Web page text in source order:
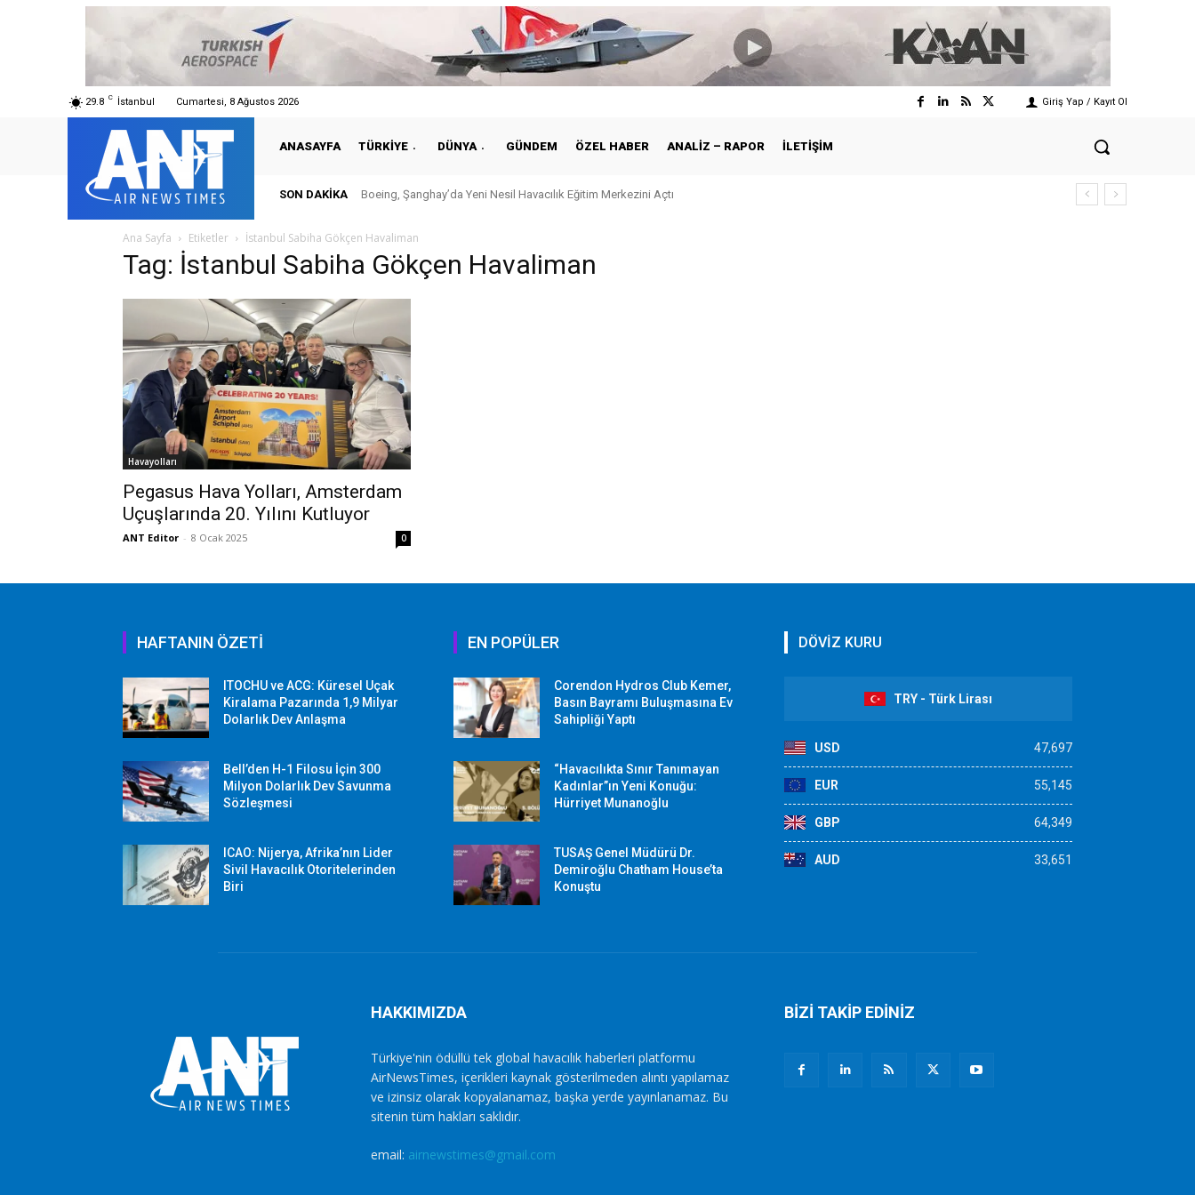
29.8 C İstanbul Cumartesi, 8 Ağustos 2026 Giriş Yap / Kayıt Ol
ANASAYFA TÜRKIYE DÜNYA GÜNDEM ÖZEL HABER ANALIZ – RAPOR İLETIŞIM
SON DAKIKA Boeing, Şanghay’da Yeni Nesil Havacılık Eğitim Merkezini Açtı
Ana Sayfa Etiketler İstanbul Sabiha Gökçen Havaliman
Tag: İstanbul Sabiha Gökçen Havaliman
Havayolları
Pegasus Hava Yolları, Amsterdam
Uçuşlarında 20. Yılını Kutluyor
ANT Editor - 8 Ocak 2025 0
HAFTANIN ÖZETİ
ITOCHU ve ACG: Küresel Uçak
Kiralama Pazarında 1,9 Milyar
Dolarlık Dev Anlaşma
Bell’den H-1 Filosu İçin 300
Milyon Dolarlık Dev Savunma
Sözleşmesi
ICAO: Nijerya, Afrika’nın Lider
Sivil Havacılık Otoritelerinden
Biri
EN POPÜLER
Corendon Hydros Club Kemer,
Basın Bayramı Buluşmasına Ev
Sahipliği Yaptı
“Havacılıkta Sınır Tanımayan
Kadınlar”ın Yeni Konuğu:
Hürriyet Munanoğlu
TUSAŞ Genel Müdürü Dr.
Demiroğlu Chatham House’ta
Konuştu
DÖVİZ KURU
TRY - Türk Lirası
USD 47,697
EUR 55,145
GBP 64,349
AUD 33,651
HAKKIMIZDA
Türkiye'nin ödüllü tek global havacılık haberleri platformu
AirNewsTimes, içerikleri kaynak gösterilmeden alıntı yapılamaz
ve izinsiz olarak kopyalanamaz, başka yerde yayınlanamaz. Bu
sitenin tüm hakları saklıdır.
email: airnewstimes@gmail.com
BİZİ TAKİP EDİNİZ